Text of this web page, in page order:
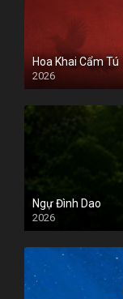
Hoa Khai Cẩm Tú
2026
Ngự Đình Dao
2026